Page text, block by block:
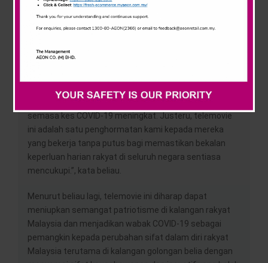
harian mencukupi sepanjang tempoh Perintah Kawalan
Pergerakan (PKP) dilaksanakan.
“Kami menghargai pengorbanan yang diberikan oleh
petugas barisan hadapan termasuklah pekerja kami
dan resah ketika mereka datang bekerja seperti biasa
semasa kes COVID-19 meningkat. Justeru, telemovie
ini adalah satu penghormatan kami kepada mereka
yang bekerja tanpa putus bagi memastikan bekalan
keperluan harian rakyat di seluruh negara sentiasa
mencukupi.”, kata beliau.
Menurut beliau lagi, telemovie ini diharap dapat
meniupkan semangat patriotisme di kalangan rakyat
Malaysia dan menjadikan wabak COVID-19 sebagai
pemangkin kepada perubahan sifat dalam diri rakyat
Malaysia terutama di kalangan golongan belia dengan